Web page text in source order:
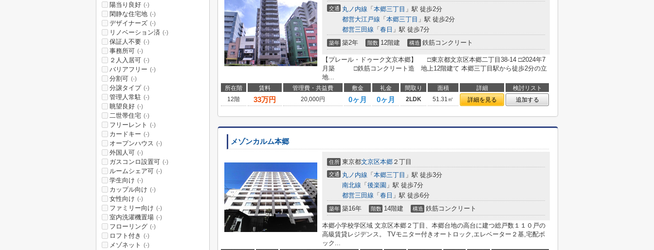
交通 丸ノ内線 「 本郷三丁目 」駅 徒歩2分
都営大江戸線 「 本郷三丁目 」駅 徒歩2分
都営三田線 「 春日 」駅 徒歩7分
築年 築2年 階数 12階建 構造 鉄筋コンクリート
【プレール・ドゥーク文京本郷】 □東京都文京区本郷二丁目38-14 □2024年7
月築 □鉄筋コンクリート造 地上12階建て 本郷三丁目駅から徒歩2分の立
地...
所在階 賃料 管理費・共益費 敷金 礼金 間取り 面積 詳細
検討リスト
12階
33万円 20,000円 0ヶ月 0ヶ月 2LDK 51.31㎡ 詳細を見る 追加する
メゾンカルム本郷
住所 東京都文京区本郷 ２丁目
交通 丸ノ内線 「 本郷三丁目 」駅 徒歩3分
南北線 「 後楽園 」駅 徒歩7分
都営三田線 「 春日 」駅 徒歩6分
築年 築16年 階数 14階建 構造 鉄筋コンクリート
本郷小学校学区域 文京区本郷２丁目、本郷台地の高台に建つ総戸数１１０戸の
高級賃貸レジデンス。 TVモニター付きオートロック,エレベーター２基,宅配ボ
ック...
陽当り良好 (-)
閑静な住宅地 (-)
デザイナーズ (-)
リノベーション済 (-)
保証人不要 (-)
事務所可 (-)
２人入居可 (-)
バリアフリー (-)
分割可 (-)
分譲タイプ (-)
管理人常駐 (-)
眺望良好 (-)
二世帯住宅 (-)
フリーレント (-)
カードキー (-)
オープンハウス (-)
外国人可 (-)
ガスコンロ設置可 (-)
ルームシェア可 (-)
学生向け (-)
カップル向け (-)
女性向け (-)
ファミリー向け (-)
室内洗濯機置場 (-)
フローリング (-)
ロフト付き (-)
メゾネット (-)